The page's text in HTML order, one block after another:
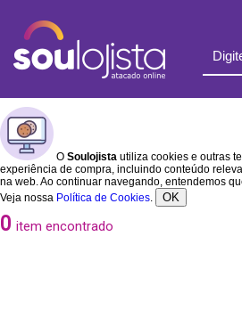
O Soulojista utiliza cookies e outras
experiência de compra, incluindo conteúdo
na web. Ao continuar navegando, entendemos
Veja nossa Política de Cookies. OK
0 item encontrado